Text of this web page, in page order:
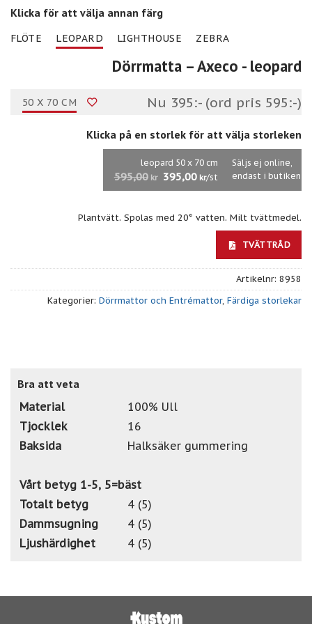
Klicka för att välja annan färg
FLÖTE LEOPARD LIGHTHOUSE ZEBRA
Dörrmatta – Axeco - leopard
50 X 70 CM Nu 395:- (ord pris 595:-)
Klicka på en storlek för att välja storleken
leopard 50 x 70 cm
595,00 kr 395,00 kr/st
Säljs ej online,
endast i butiken
Plantvätt. Spolas med 20° vatten. Milt tvättmedel.
TVÄTTRÅD
Artikelnr: 8958
Kategorier: Dörrmattor och Entrémattor, Färdiga storlekar
Bra att veta
Material
100% Ull
Tjocklek
16
Baksida
Halksäker gummering
Vårt betyg 1-5, 5=bäst
Totalt betyg
4 (5)
Dammsugning
4 (5)
Ljushärdighet
4 (5)